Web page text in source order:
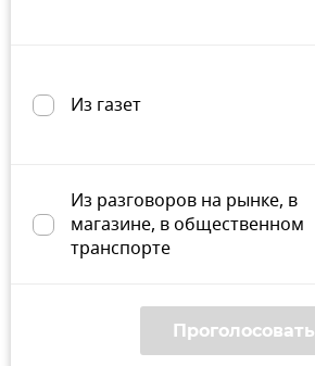
Из газет
Из разговоров на рынке, в
магазине, в общественном
транспорте
Проголосовать